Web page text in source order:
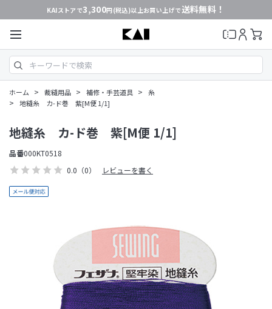
KAIストアで3,300円(税込)以上お買い上げで送料無料！
ホーム > 裁縫用品 > 補修・手芸道具 > 糸
> 地縫糸 カ-ド巻 紫[M便 1/1]
0.0 （0） レビューを書く
地縫糸 カ-ド巻 紫[M便 1/1]
品番000KT0518